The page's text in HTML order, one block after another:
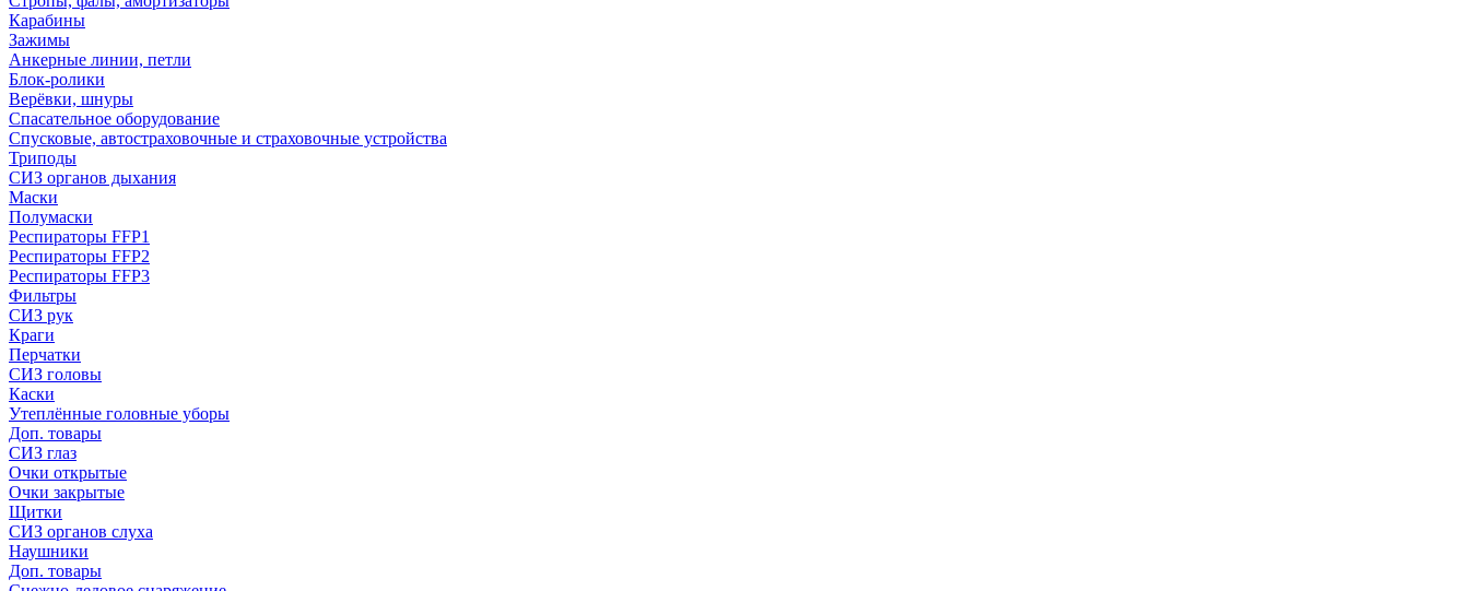
Карабины
Зажимы
Анкерные линии, петли
Блок-ролики
Верёвки, шнуры
Спасательное оборудование
Спусковые, автостраховочные и страховочные устройства
Триподы
СИЗ органов дыхания
Маски
Полумаски
Респираторы FFP1
Респираторы FFP2
Респираторы FFP3
Фильтры
СИЗ рук
Краги
Перчатки
СИЗ головы
Каски
Утеплённые головные уборы
Доп. товары
СИЗ глаз
Очки открытые
Очки закрытые
Щитки
СИЗ органов слуха
Наушники
Доп. товары